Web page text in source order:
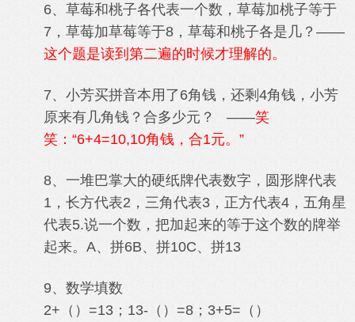
6、草莓和桃子各代表一个数，草莓加桃子等于
7，草莓加草莓等于8，草莓和桃子各是几？——
这个题是读到第二遍的时候才理解的。
7、小芳买拼音本用了6角钱，还剩4角钱，小芳
原来有几角钱？合多少元？ ——笑
笑：“6+4=10,10角钱，合1元。”
8、一堆巴掌大的硬纸牌代表数字，圆形牌代表
1，长方代表2，三角代表3，正方代表4，五角星
代表5.说一个数，把加起来的等于这个数的牌举
起来。A、拼6B、拼10C、拼13
9、数学填数
2+（）=13；13-（）=8；3+5=（）